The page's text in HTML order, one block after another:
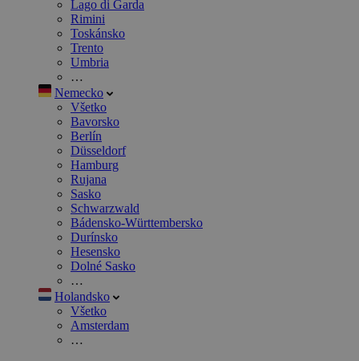
Lago di Garda
Rimini
Toskánsko
Trento
Umbria
…
Nemecko
Všetko
Bavorsko
Berlín
Düsseldorf
Hamburg
Rujana
Sasko
Schwarzwald
Bádensko-Württembersko
Durínsko
Hesensko
Dolné Sasko
…
Holandsko
Všetko
Amsterdam
…